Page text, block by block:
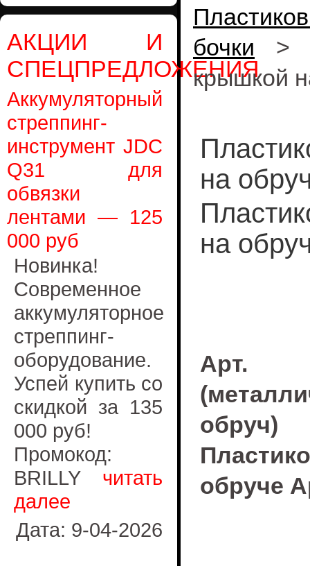
АКЦИИ И
СПЕЦПРЕДЛОЖЕНИЯ
Аккумуляторный
стреппинг-
инструмент JDC
Q31 для
обвязки
лентами — 125
000 руб
Новинка!
Современное
аккумуляторное
стреппинг-
оборудование.
Успей купить со
скидкой за 135
000 руб!
Промокод:
BRILLY читать
далее
Дата: 9-04-2026
бочки >
крышкой
на
на
обруч)
обруче